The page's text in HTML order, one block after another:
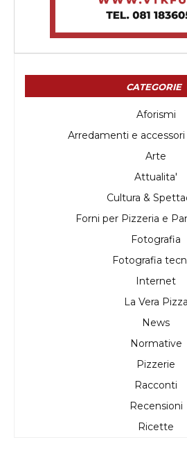
CATEGORIE
Aforismi
Arredamenti e
Arte
Attualita'
Cultura &
Forni per Pizzeria e
Fotografia
Fotografia
Internet
La Vera Pizza
News
Normative
Pizzerie
Racconti
Recensioni
Ricette